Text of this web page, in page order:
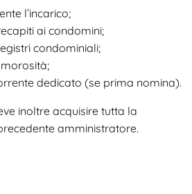
l’incarico;
ai condomini;
condominiali;
dedicato (se prima nomina).
inoltre acquisire tutta la
amministratore.